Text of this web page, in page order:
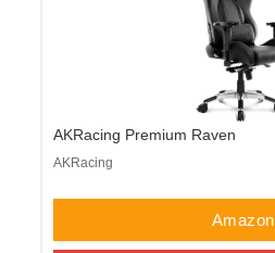
AKRacing Premium Raven
AKRacing
Amazon